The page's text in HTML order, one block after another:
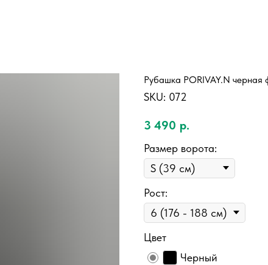
Рубашка PORIVAY.N черная
SKU: 072
3 490 р.
Размер ворота:
Рост:
Цвет
Черный